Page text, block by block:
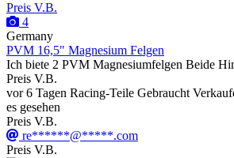
Preis V.B.
4
Germany
PVM 16,5" Magnesium Felgen
Ich biete 2 PVM Magnesiumfelgen Beide
Preis V.B.
vor 6 Tagen Racing-Teile Gebraucht
es gesehen
Preis V.B.
re******@*****.com
Preis V.B.